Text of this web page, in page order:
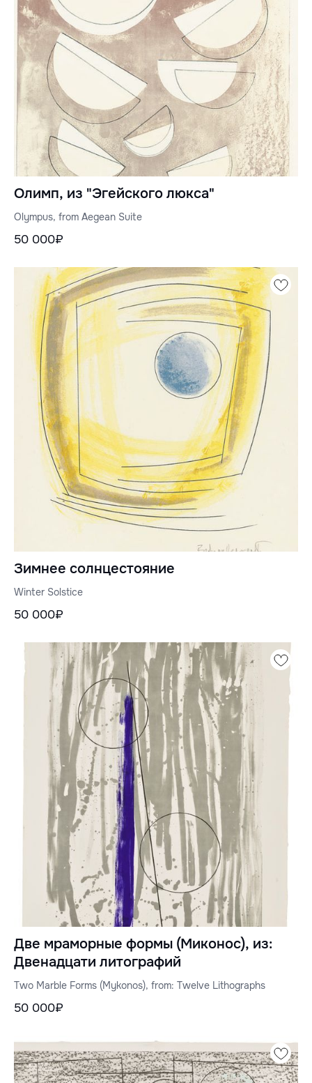
Олимп, из "Эгейского люкса"
Olympus, from Aegean Suite
50 000₽
Зимнее солнцестояние
Winter Solstice
50 000₽
Две мраморные формы (Миконос), из:
Двенадцати литографий
Two Marble Forms (Mykonos), from: Twelve Lithographs
50 000₽